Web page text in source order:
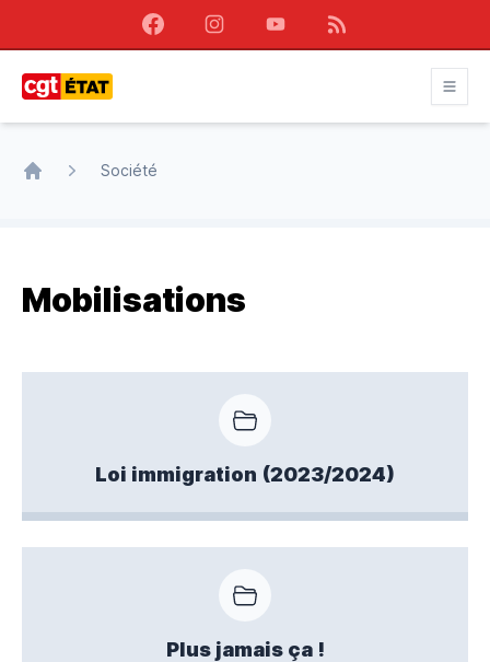
FacebookInstagramYoutubeRSS
Société
Mobilisations
Loi immigration (2023/2024)
Plus jamais ça !